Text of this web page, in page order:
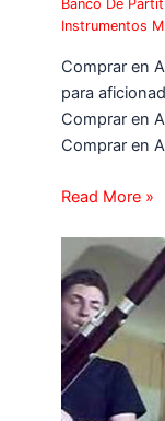
Banco De
Instrumentos
Comprar en
para
Comprar en
Comprar en
Read More »